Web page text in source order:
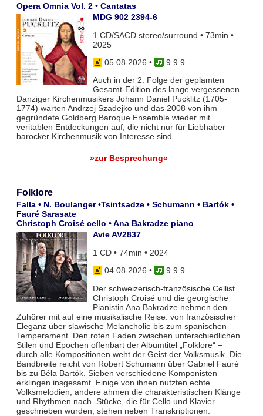
Opera Omnia Vol. 2 • Cantatas
MDG 902 2394-6
1 CD/SACD stereo/surround • 73min •
2025
05.08.2026 •
9 9 9
Auch in der 2. Folge der geplamten
Gesamt-Edition des lange vergessenen
Danziger Kirchenmusikers Johann Daniel Pucklitz (1705-
1774) warten Andrzej Szadejko und das 2008 von ihm
gegründete Goldberg Baroque Ensemble wieder mit
veritablen Entdeckungen auf, die nicht nur für Liebhaber
barocker Kirchenmusik von Interesse sind.
»zur Besprechung«
Folklore
Falla • N. Boulanger •Tsintsadze • Schumann • Bartók •
Fauré Sarasate
Christoph Croisé cello • Ana Bakradze piano
Avie AV2837
1 CD • 74min • 2024
04.08.2026 •
9 9 9
Der schweizerisch-französische Cellist
Christoph Croisé und die georgische
Pianistin Ana Bakradze nehmen den
Zuhörer mit auf eine musikalische Reise: von französischer
Eleganz über slawische Melancholie bis zum spanischen
Temperament. Den roten Faden zwischen unterschiedlichen
Stilen und Epochen offenbart der Albumtitel „Folklore“ –
durch alle Kompositionen weht der Geist der Volksmusik. Die
Bandbreite reicht von Robert Schumann über Gabriel Fauré
bis zu Béla Bartók. Sieben verschiedene Komponisten
erklingen insgesamt. Einige von ihnen nutzten echte
Volksmelodien; andere ahmen die charakteristischen Klänge
und Rhythmen nach. Stücke, die für Cello und Klavier
geschrieben wurden, stehen neben Transkriptionen.